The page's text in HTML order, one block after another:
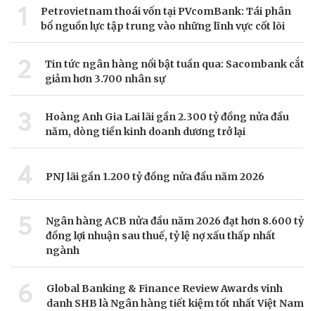
1
Petrovietnam thoái vốn tại PVcomBank: Tái phân
bổ nguồn lực tập trung vào những lĩnh vực cốt lõi
2
Tin tức ngân hàng nổi bật tuần qua: Sacombank cắt
giảm hơn 3.700 nhân sự
3
Hoàng Anh Gia Lai lãi gần 2.300 tỷ đồng nửa đầu
năm, dòng tiền kinh doanh dương trở lại
4 PNJ lãi gần 1.200 tỷ đồng nửa đầu năm 2026
5
Ngân hàng ACB nửa đầu năm 2026 đạt hơn 8.600 tỷ
đồng lợi nhuận sau thuế, tỷ lệ nợ xấu thấp nhất
ngành
6
Global Banking & Finance Review Awards vinh
danh SHB là Ngân hàng tiết kiệm tốt nhất Việt Nam